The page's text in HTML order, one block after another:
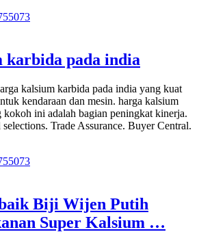
karbida pada india
kalsium karbida pada india yang kuat
kendaraan dan mesin. harga kalsium
kokoh ini adalah bagian peningkat kinerja.
Trade Assurance. Buyer Central.
Biji Wijen Putih
Super Kalsium …